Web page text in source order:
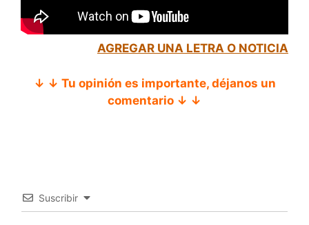
AGREGAR UNA LETRA O NOTICIA
↓ ↓ Tu opinión es importante, déjanos un
comentario ↓ ↓
Suscribir